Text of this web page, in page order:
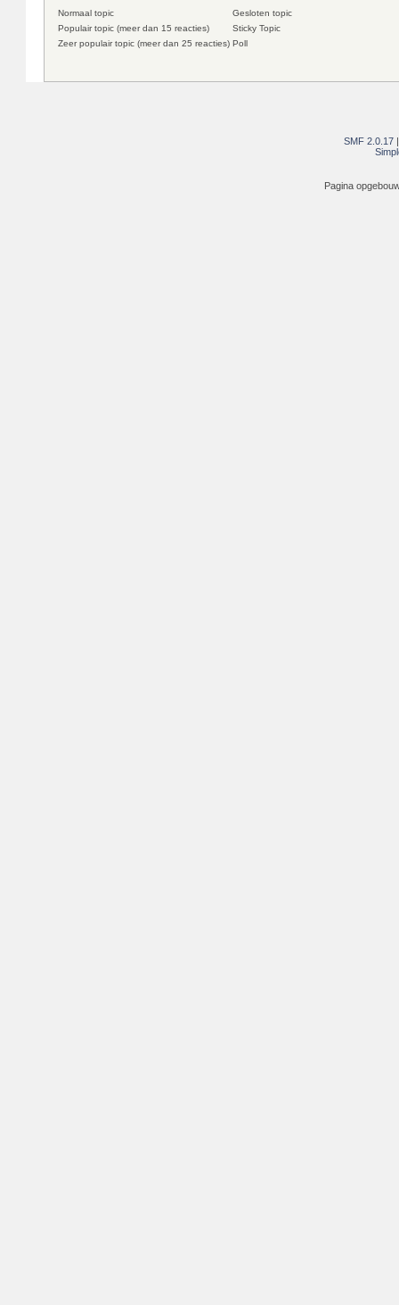
Normaal topic
Populair topic (meer dan 15 reacties)
Zeer populair topic (meer dan 25 reacties)
Gesloten topic
Sticky Topic
Poll
SMF 2.0.17
Pagina